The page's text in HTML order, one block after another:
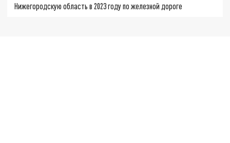
Нижегородскую область в 2023 году по железной дороге